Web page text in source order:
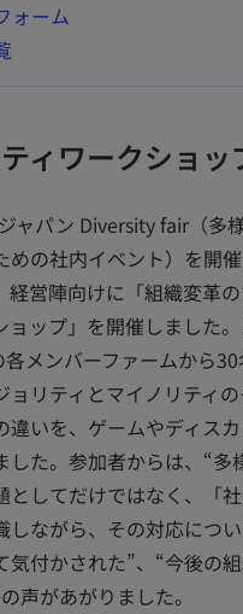
ォーム
ィワークショッ
ャパン Diversity fair（多
の社内イベント）を開催
経営陣向けに「組織変革
ップ」を開催しました。
各メンバーファームから
ョリティとマイノリティ
違いを、ゲームやディス
した。参加者からは、“多
としてだけではなく、「
しながら、その対応につ
気付かされた”、“今後の
声があがりました。